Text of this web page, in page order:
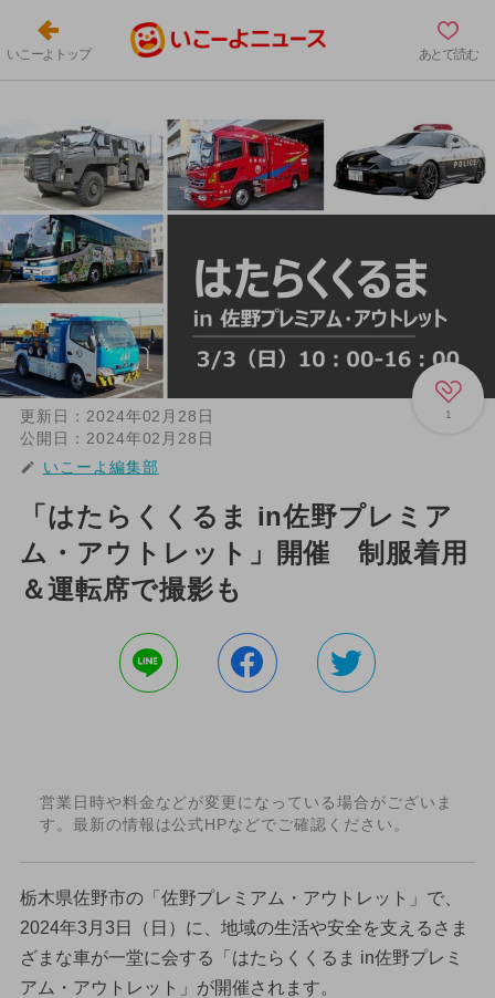
いこーよトップ あとで読む
1
更新日： 2024年02月28日
公開日： 2024年02月28日
いこーよ編集部
「はたらくくるま in佐野プレミア
ム・アウトレット」開催 制服着用
＆運転席で撮影も
営業日時や料金などが変更になっている場合がございま
す。最新の情報は公式HPなどでご確認ください。
栃木県佐野市の「佐野プレミアム・アウトレット」で、
2024年3月3日（日）に、地域の生活や安全を支えるさま
ざまな車が一堂に会する「はたらくくるま in佐野プレミ
アム・アウトレット」が開催されます。